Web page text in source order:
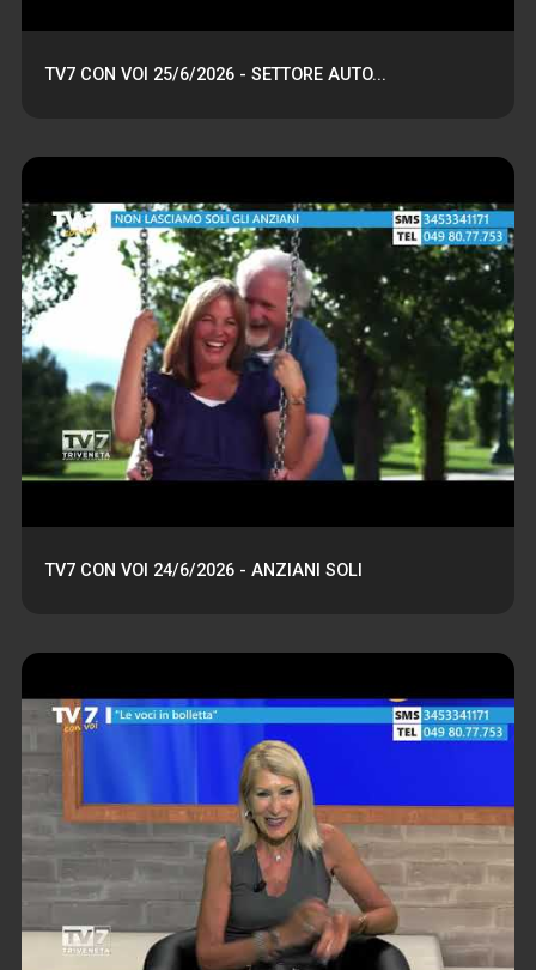
TV7 CON VOI 25/6/2026 - SETTORE AUTO...
TV7 CON VOI 24/6/2026 - ANZIANI SOLI